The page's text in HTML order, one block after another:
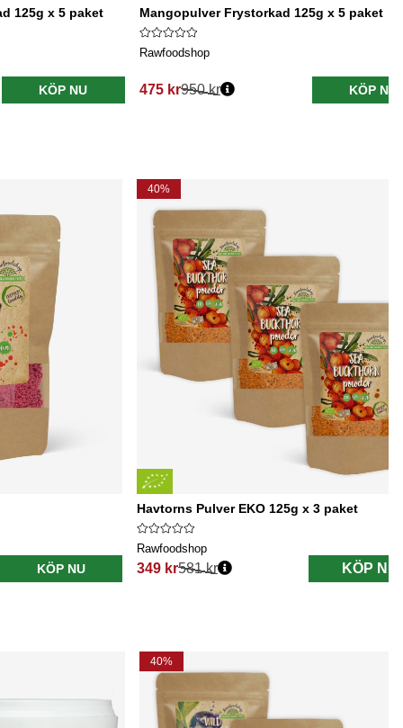
125g x 5 paket
KÖP NU
Mangopulver Frystorkad 125g x 5 paket
Rawfoodshop
475 kr950 kr KÖP NU
KÖP NU
40%
Havtorns Pulver EKO 125g x 3 paket
Rawfoodshop
349 kr
Ordinarie pris:
581 kr KÖP NU
40%